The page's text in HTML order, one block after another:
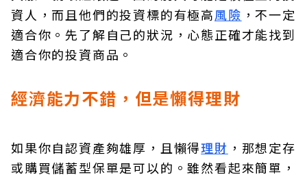
資人，而且他們的投資標的有極高風險 ，不一定
適合你。先了解自己的狀況，心態正確才能找到
適合你的投資商品。
經濟能力不錯，但是懶得理財
如果你自認資產夠雄厚，且懶得理財 ，那想定存
或購買儲蓄型保單是可以的。雖然看起來簡單，